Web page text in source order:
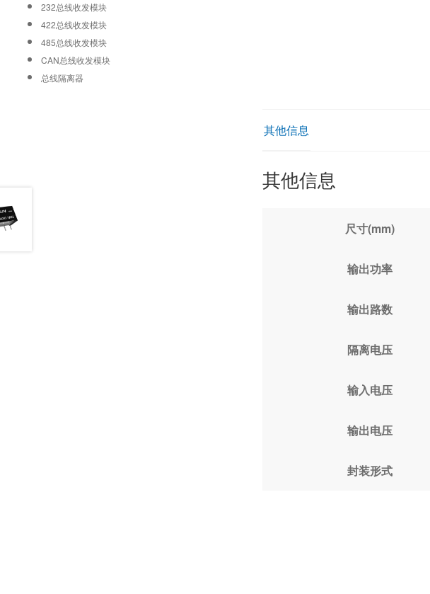
其他信息
其他信息
尺寸(mm)
输出功率
输出路数
隔离电压
输入电压
输出电压
封装形式
232总线收发模块
422总线收发模块
485总线收发模块
CAN总线收发模块
总线隔离器